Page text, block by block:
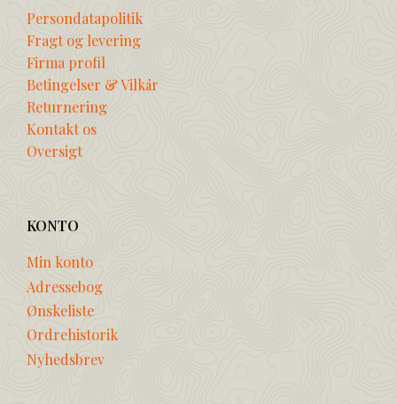
Persondatapolitik
Fragt og levering
Firma profil
Betingelser & Vilkår
Returnering
Kontakt os
Oversigt
KONTO
Min konto
Adressebog
Ønskeliste
Ordrehistorik
Nyhedsbrev